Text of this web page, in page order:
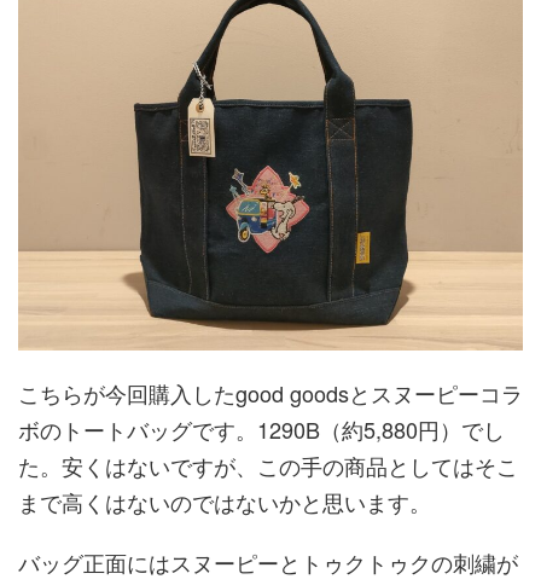
こちらが今回購入したgood goodsとスヌーピーコラ
ボのトートバッグです。1290B（約5,880円）でし
た。安くはないですが、この手の商品としてはそこ
まで高くはないのではないかと思います。
バッグ正面にはスヌーピーとトゥクトゥクの刺繍が